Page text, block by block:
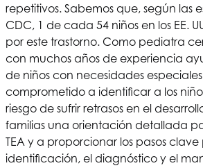
repetitivos. Sabemos que, según las
CDC, 1 de cada 54 niños en los EE.
por este trastorno. Como pediatra
con muchos años de experiencia
de niños con necesidades
comprometido a identificar a los
riesgo de sufrir retrasos en el
familias una orientación detallada
TEA y a proporcionar los pasos
identificación, el diagnóstico y el